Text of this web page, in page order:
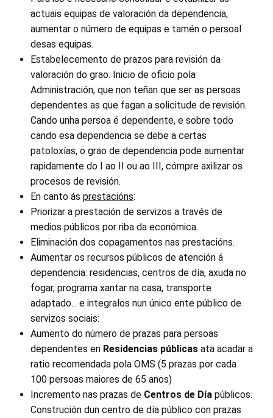
actuais equipas de valoración da dependencia,
aumentar o número de equipas e tamén o persoal
desas equipas.
Estabelecemento de prazos para revisión da
valoración do grao. Inicio de oficio pola
Administración, que non teñan que ser as persoas
dependentes as que fagan a solicitude de revisión.
Cando unha persoa é dependente, e sobre todo
cando esa dependencia se debe a certas
patoloxías, o grao de dependencia pode aumentar
rapidamente do I ao II ou ao III, cómpre axilizar os
procesos de revisión.
En canto ás prestacións:
Priorizar a prestación de servizos a través de
medios públicos por riba da económica.
Eliminación dos copagamentos nas prestacións.
Aumentar os recursos públicos de atención á
dependencia: residencias, centros de día, axuda no
fogar, programa xantar na casa, transporte
adaptado... e integralos nun único ente público de
servizos sociais:
Aumento do número de prazas para persoas
dependentes en Residencias públicas ata acadar a
ratio recomendada pola OMS (5 prazas por cada
100 persoas maiores de 65 anos)
Incremento nas prazas de Centros de Día públicos.
Construción dun centro de día público con prazas